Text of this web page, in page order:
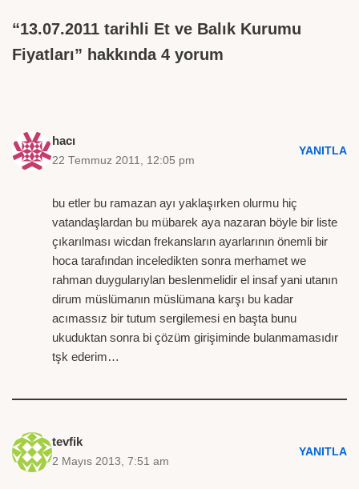
“13.07.2011 tarihli Et ve Balık Kurumu
Fiyatları” hakkında 4 yorum
hacı
22 Temmuz 2011, 12:05 pm
YANITLA
bu etler bu ramazan ayı yaklaşırken olurmu hiç
vatandaşlardan bu mübarek aya nazaran böyle bir liste
çıkarılması wicdan frekansların ayarlarının önemli bir
hoca tarafından inceledikten sonra merhamet we
rahman duygularıylan beslenmelidir el insaf yani utanın
dirum müslümanın müslümana karşı bu kadar
acımassız bir tutum sergilemesi en başta bunu
ukuduktan sonra bi çözüm girişiminde bulanmamasıdır
tşk ederim…
tevfik
2 Mayıs 2013, 7:51 am
YANITLA